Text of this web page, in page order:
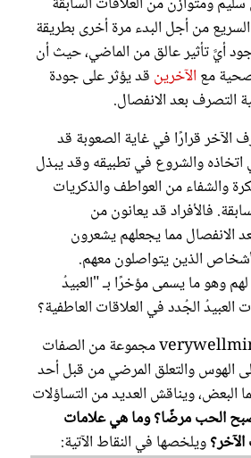
من أجل البدء مرة أخرى بطريقة
أيَّ تأثير عالق من الماضي، حيث أن
مع الآخرين قد يؤثر على جودة
التصرف بعد الانفصال.
الآخر قرارًا في غاية الصعوبة قد
اتخاذه والشروع في تطبيقه وقد يبذل
والشفاء من العواطف والذكريات
فالأفراد قد يعانون من
الانفصال مما يجعلهم يشعرون
الذين يتواصلون معهم.
وهو ما يسمى مؤخرًا بـ "العبيدُ
العبيدُ الجُدد في العلاقات العاطفية؟
يقدم موقع verywellmind-com مجموعة من الصفات
الهوس والتعلق المرضي من قبل أحد
البعض، ويناقش العديد من التساؤلات
الحب مرضًا؟ وما هي علامات
ويلخصها في النقاط الآتية: